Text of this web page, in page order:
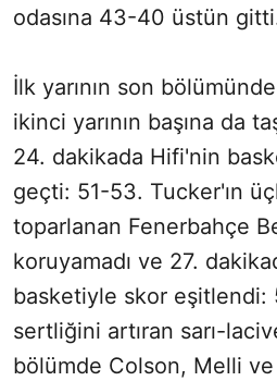
odasına 43-40 üstün
İlk yarının son bölümünde
ikinci yarının başına da
24. dakikada Hifi'nin
geçti: 51-53. Tucker'ın
toparlanan Fenerbahçe
koruyamadı ve 27.
basketiyle skor eşitlendi:
sertliğini artıran sarı-
bölümde Colson, Melli